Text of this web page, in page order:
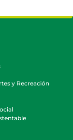
y Recreación